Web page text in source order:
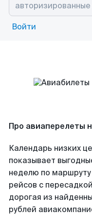
Войти
Про авиаперелеты
Календарь низких
показывает
неделю по
рейсов с
дорогая из
рублей